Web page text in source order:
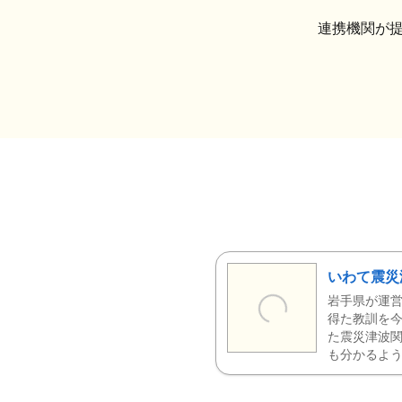
連携機関が
いわて震
岩手県が運
得た教訓を
た震災津波
も分かるよ